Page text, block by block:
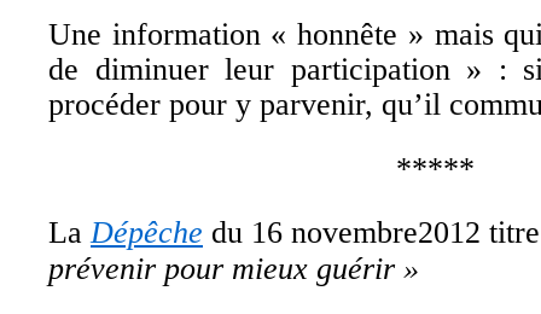
Une information « honnête » mais
de diminuer leur participation » :
procéder pour y parvenir, qu’il
*****
LaDépêche du 16 novembre2012
prévenir pour mieux guérir »